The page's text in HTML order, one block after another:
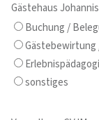
Gästehaus
Buchung /
Gästebewirtung
sonstiges